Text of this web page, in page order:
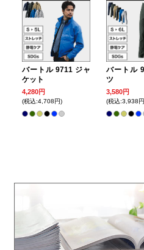
バートル 9711 ジャ
ケット
4,280円
(税込:4,708円)
バートル
ツ
3,580円
(税込:3,938